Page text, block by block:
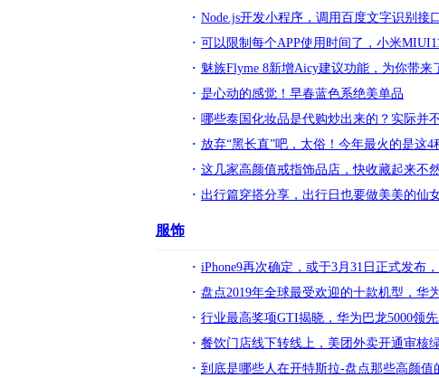
Node.js开发小程序，调用百度文字识别接
可以限制每个APP使用时间了，小米
魅族Flyme 8新增Aicy建议功能，为你带来
是心动的感觉！早春蓝色系绝美单品
哪些泰国化妆品是代购炒出来的？实际并
放弃“黑长直”吧，太俗！今年最火的是这4
这几家高颜值戒指饰品店，快收藏起来不
出行篇穿搭分享，出行日也要做美美的仙
服饰
iPhone9再次确定，或于3月31日正式发布
盘点2019年全球最受欢迎的十款机型，华
行业最高奖项GTI揭晓，华为巴龙5000领
餐饮门店线下转线上，美团外卖开通审核
到底是哪些人在开特斯拉-盘点那些高颜值